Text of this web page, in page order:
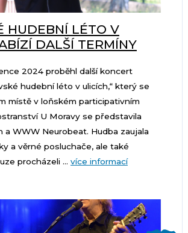
HUDEBNÍ LÉTO V
DALŠÍ TERMÍNY
2024 proběhl další koncert
hudební léto v ulicích,“ který se
místě v loňském participativním
U Moravy se představila
a WWW Neurobeat. Hudba zaujala
a věrné posluchače, ale také
procházeli ... více informací